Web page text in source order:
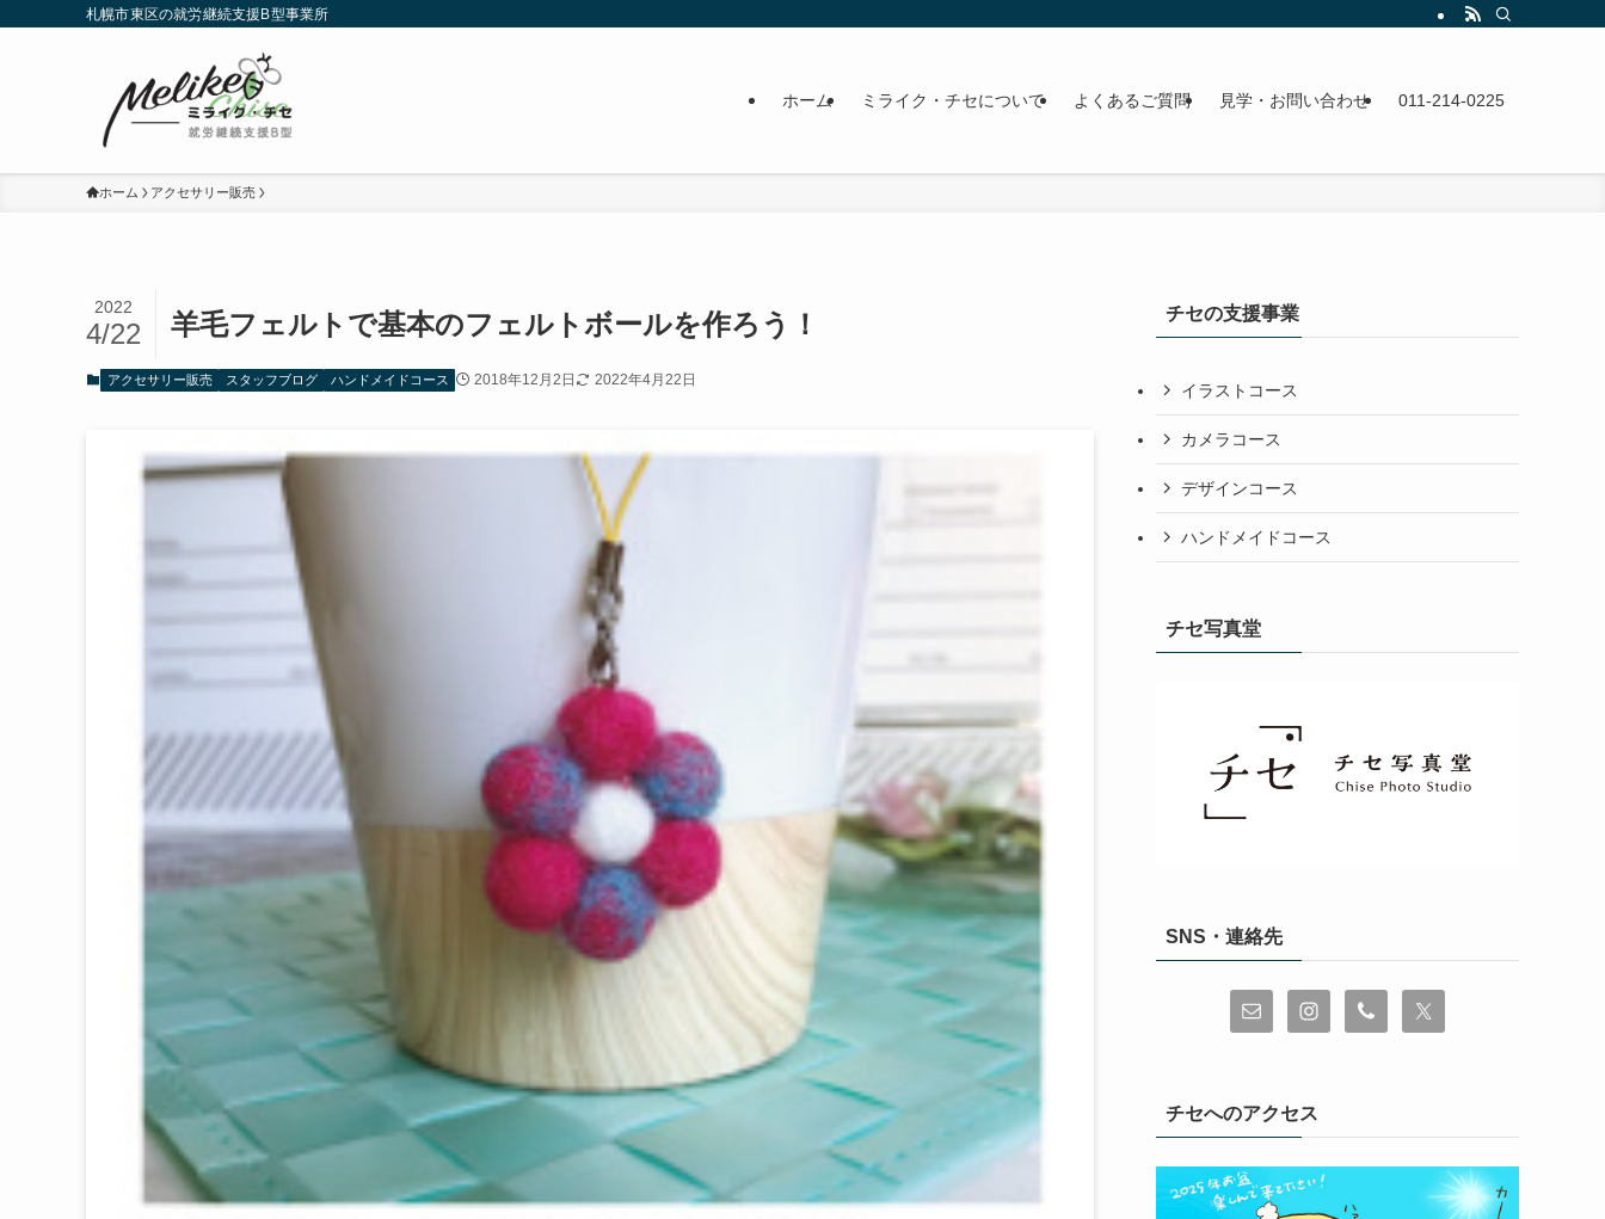
札幌市東区の就労継続支援B型事業所
ホーム ミライク・チセについて よくあるご質問 見学・お問い合わせ 011-214-0225
ホーム アクセサリー販売
羊毛フェルトで基本のフェルトボールを作ろう！
2022
4/22
アクセサリー販売 スタッフブログ ハンドメイドコース 2018年12月2日 2022年4月22日
チセの支援事業
イラストコース
カメラコース
デザインコース
ハンドメイドコース
チセ写真堂
SNS・連絡先
チセへのアクセス